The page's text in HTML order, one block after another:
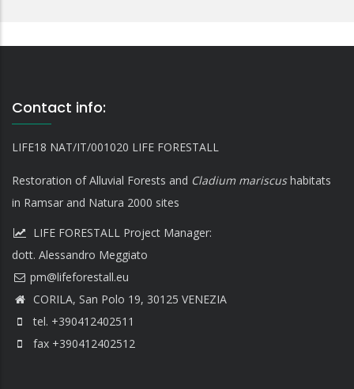
Contact info:
LIFE18 NAT/IT/001020 LIFE FORESTALL
Restoration of Alluvial Forests and Cladium mariscushabitats
in Ramsar and Natura 2000 sites
LIFE FORESTALL Project Manager:
dott. Alessandro Meggiato
CORILA, San Polo 19, 30125 VENEZIA
tel. +390412402511
fax +390412402512